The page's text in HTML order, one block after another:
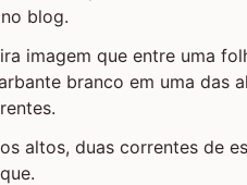
blog.
imagem que entre uma
branco em uma das
altos, duas correntes de